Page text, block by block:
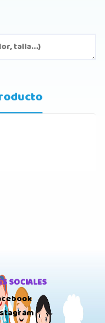
SOCIALES